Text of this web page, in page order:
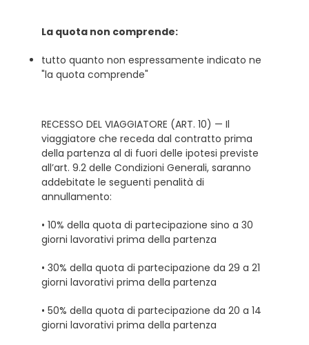
La quota non comprende:
tutto quanto non espressamente indicato ne
"la quota comprende"
RECESSO DEL VIAGGIATORE (ART. 10) — Il
viaggiatore che receda dal contratto prima
della partenza al di fuori delle ipotesi previste
all’art. 9.2 delle Condizioni Generali, saranno
addebitate le seguenti penalità di
annullamento:
• 10% della quota di partecipazione sino a 30
giorni lavorativi prima della partenza
• 30% della quota di partecipazione da 29 a 21
giorni lavorativi prima della partenza
• 50% della quota di partecipazione da 20 a 14
giorni lavorativi prima della partenza